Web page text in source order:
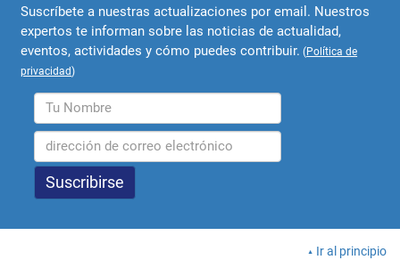
Suscríbete a nuestras actualizaciones por email. Nuestros
expertos te informan sobre las noticias de actualidad,
eventos, actividades y cómo puedes contribuir. (Política de
privacidad)
Ir al principio